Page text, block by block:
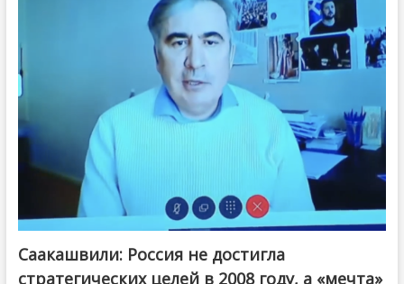
Саакашвили: Россия не достигла
стратегических целей в 2008 году, а «мечта»